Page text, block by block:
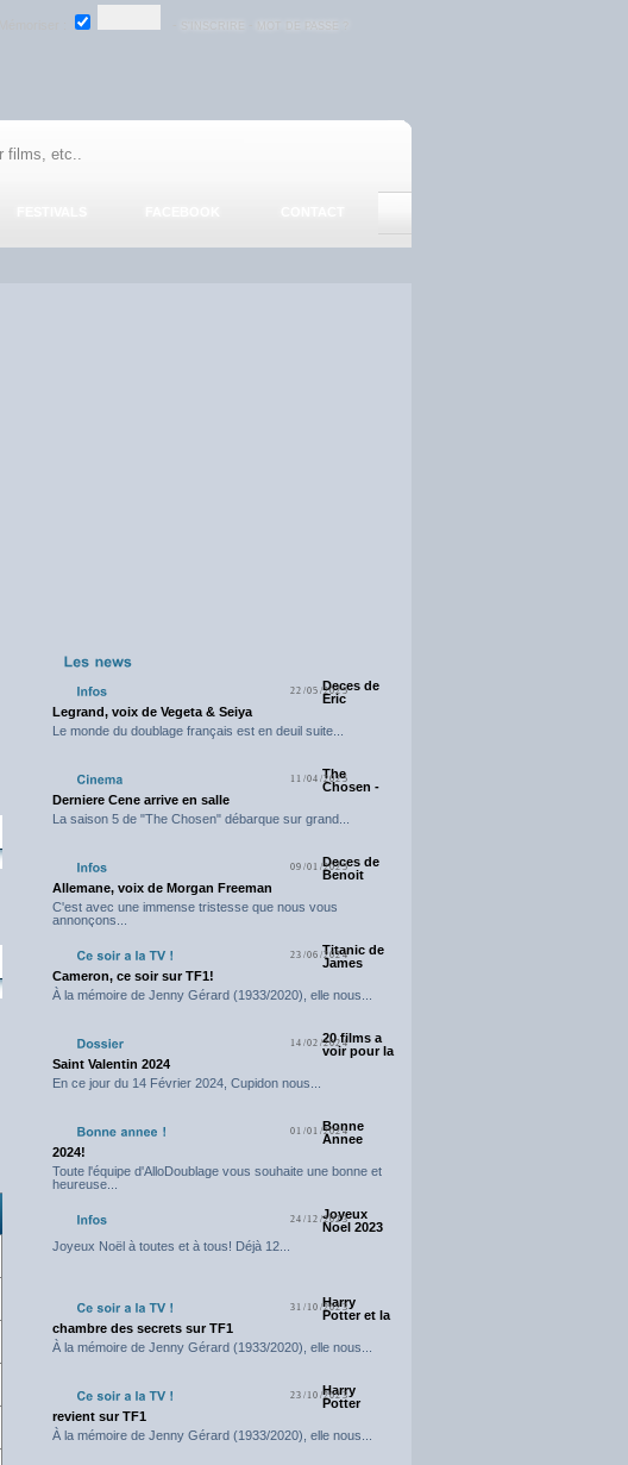
22/05/2025Deces de
Eric
Legrand, voix de Vegeta & Seiya
Le monde du doublage français est en deuil suite...
11/04/2025
The
Chosen -
Derniere Cene arrive en salle
La saison 5 de "The Chosen" débarque sur grand...
09/01/2025Deces de
Benoit
Allemane, voix de Morgan Freeman
C'est avec une immense tristesse que nous vous
annonçons...
23/06/2024Titanic de
James
Cameron, ce soir sur TF1!
À la mémoire de Jenny Gérard (1933/2020), elle nous...
14/02/202420 films a
voir pour la
Saint Valentin 2024
En ce jour du 14 Février 2024, Cupidon nous...
01/01/2024
Bonne
Annee
2024!
Toute l'équipe d'AlloDoublage vous souhaite une bonne et
heureuse...
24/12/2023
Joyeux
Noel 2023
Joyeux Noël à toutes et à tous! Déjà 12...
31/10/2023
Harry
Potter et la
chambre des secrets sur TF1
À la mémoire de Jenny Gérard (1933/2020), elle nous...
23/10/2023
Harry
Potter
revient sur TF1
À la mémoire de Jenny Gérard (1933/2020), elle nous...